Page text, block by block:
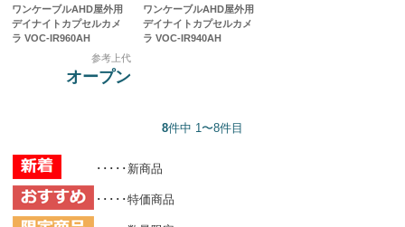
ワンケーブルAHD屋外用
デイナイトカプセルカメ
ラ VOC-IR960AH
参考上代
オープン
ワンケーブルAHD屋外用
デイナイトカプセルカメ
ラ VOC-IR940AH
8件中 1〜8件目
･････新商品
･････特価商品